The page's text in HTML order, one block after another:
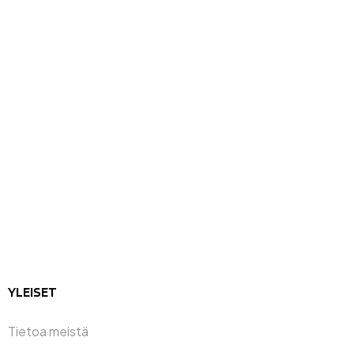
YLEISET
Tietoa meistä